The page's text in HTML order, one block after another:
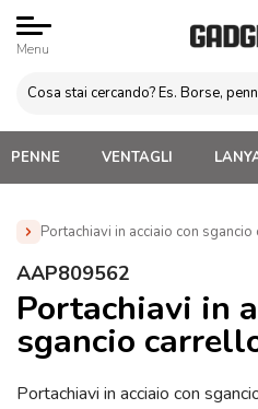
Menu
PENNE VENTAGLI
Portachiavi in acciaio con
Home » Portachiavi
carrello (AAP809562)
AAP809562
Portachiavi in
sgancio
Portachiavi in acciaio con